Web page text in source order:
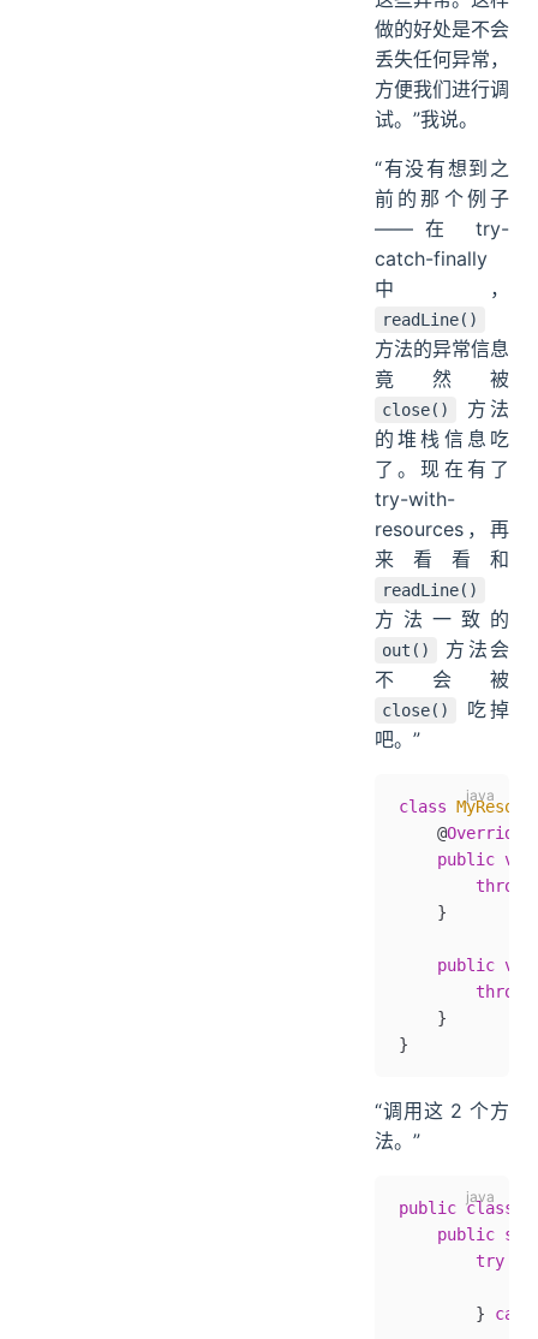
做的好处是不会
丢失任何异常，
方便我们进行调
试。”我说。
“有没有想到之
前的那个例子
——在 try-
catch-finally
中，
readLine()
方法的异常信息
竟然被
close()
方法
的堆栈信息吃
了。现在有了
try-with-
resources，再
来看看和
readLine()
方法一致的
out()
方法会
不会被
close()
吃掉
吧。”
class
    @
Override
    public
        throw
    }
    public
        throw
    }
}
“调用这 2 个方
法。”
public class
    public
        try
        }